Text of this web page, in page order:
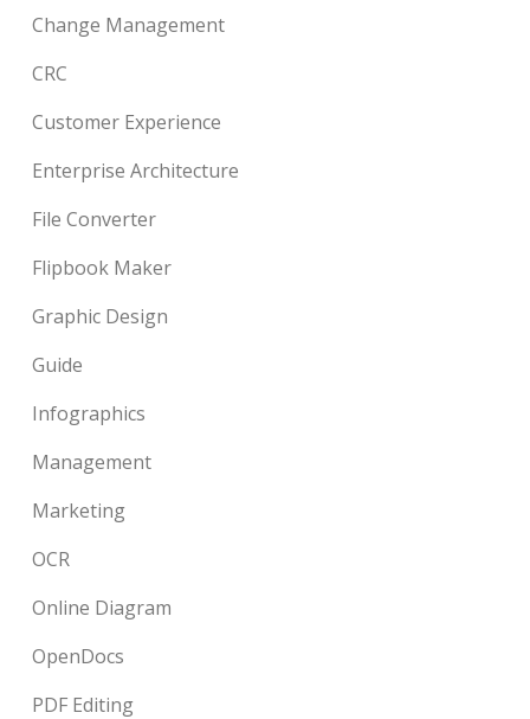
Change Management
CRC
Customer Experience
Enterprise Architecture
File Converter
Flipbook Maker
Graphic Design
Guide
Infographics
Management
Marketing
OCR
Online Diagram
OpenDocs
PDF Editing